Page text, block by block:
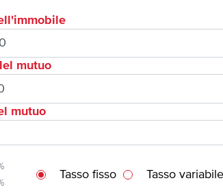
mutuo
mutuo
Tasso fisso Tasso variabile